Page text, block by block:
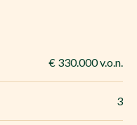
€ 330.000 v.o.n.
3